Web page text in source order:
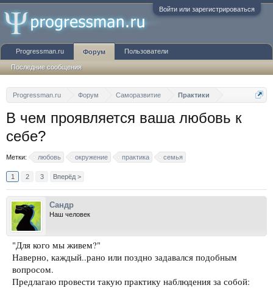
Войти или зарегистрироваться
Progressman.ru Форум Саморазвитие Практики
В чем проявляется ваша любовь к
себе?
Метки: любовь окружение практика семья
1 2 3 Вперёд >
Сандр
Наш человек
"Для кого мы живем?"
Наверно, каждый..рано или поздно задавался подобным
вопросом.
Предлагаю провести такую практику наблюдения за собой:
Progressman.ru Форум
Последние сообщения
Пользователи